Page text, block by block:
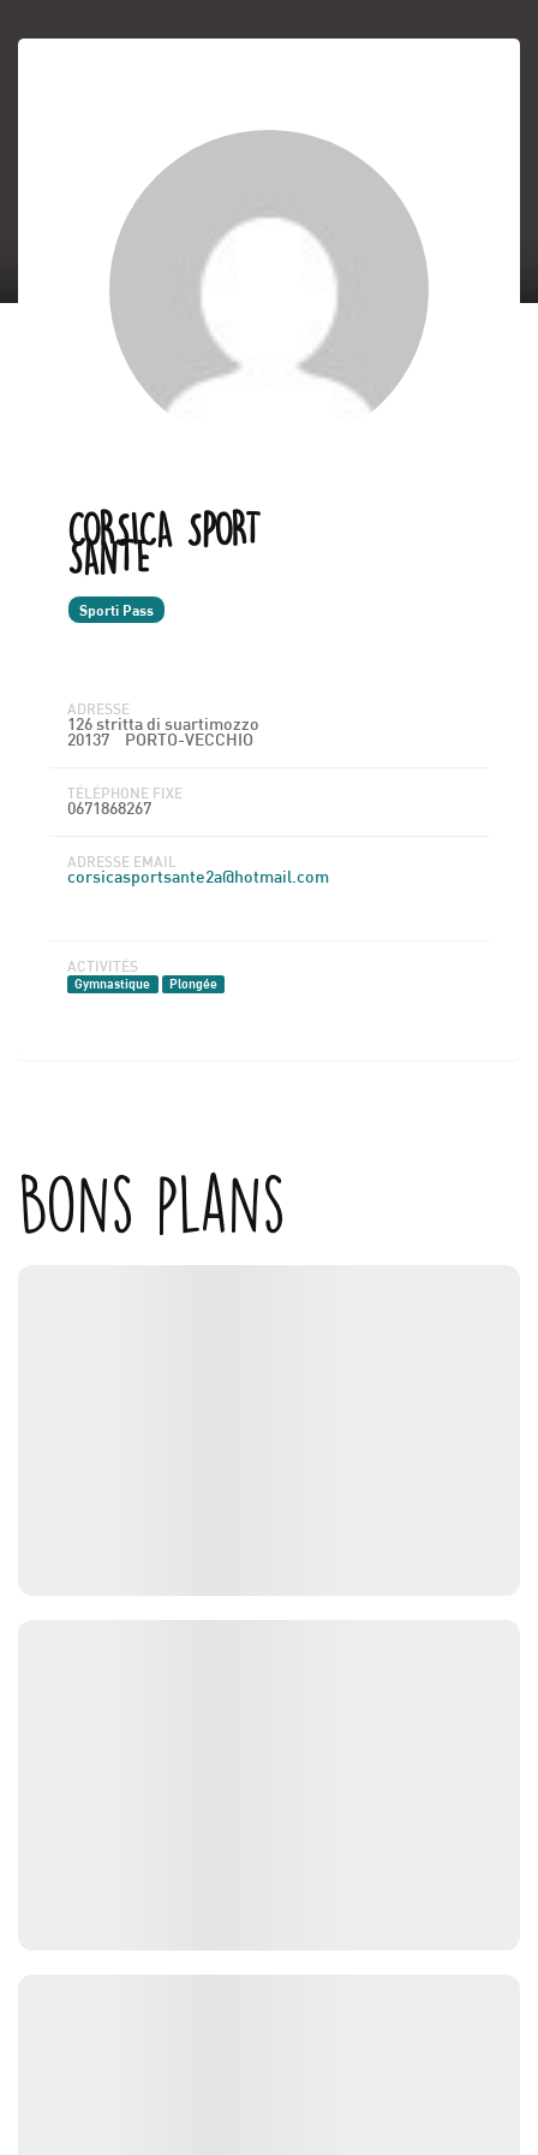
CORSICA SPORT
SANTE
Sporti Pass
ADRESSE
126 stritta di suartimozzo
20137
PORTO-VECCHIO
TÉLÉPHONE FIXE
0671868267
ADRESSE EMAIL
corsicasportsante2a@hotmail.com
ACTIVITÉS
Gymnastique Plongée
Bons plans